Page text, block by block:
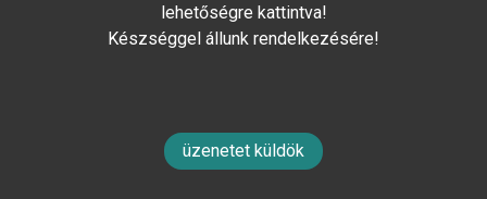
lehetőségre kattintva!
Készséggel állunk rendelkezésére!
üzenetet küldök